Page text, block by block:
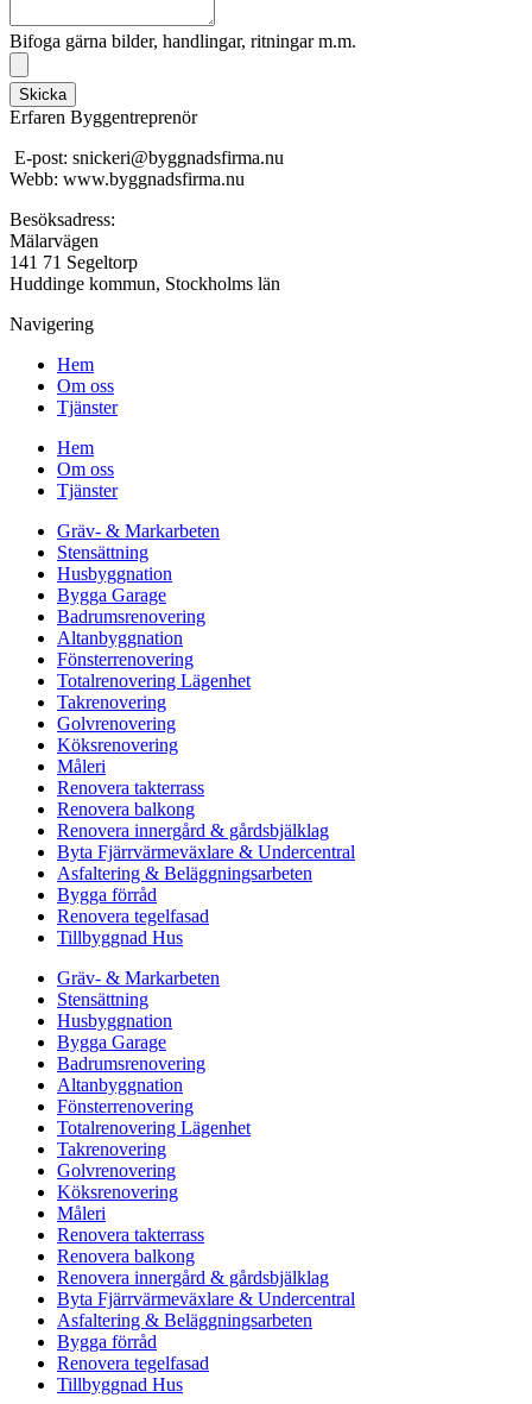
Bifoga gärna bilder, handlingar, ritningar m.m.
Skicka
Erfaren Byggentreprenör
E-post: snickeri@byggnadsfirma.nu
Webb: www.byggnadsfirma.nu
Besöksadress:
Mälarvägen
141 71 Segeltorp
Huddinge kommun, Stockholms län
Navigering
Hem
Om oss
Tjänster
Hem
Om oss
Tjänster
Gräv- & Markarbeten
Stensättning
Husbyggnation
Bygga Garage
Badrumsrenovering
Altanbyggnation
Fönsterrenovering
Totalrenovering Lägenhet
Takrenovering
Golvrenovering
Köksrenovering
Måleri
Renovera takterrass
Renovera balkong
Renovera innergård & gårdsbjälklag
Byta Fjärrvärmeväxlare & Undercentral
Asfaltering & Beläggningsarbeten
Bygga förråd
Renovera tegelfasad
Tillbyggnad Hus
Gräv- & Markarbeten
Stensättning
Husbyggnation
Bygga Garage
Badrumsrenovering
Altanbyggnation
Fönsterrenovering
Totalrenovering Lägenhet
Takrenovering
Golvrenovering
Köksrenovering
Måleri
Renovera takterrass
Renovera balkong
Renovera innergård & gårdsbjälklag
Byta Fjärrvärmeväxlare & Undercentral
Asfaltering & Beläggningsarbeten
Bygga förråd
Renovera tegelfasad
Tillbyggnad Hus